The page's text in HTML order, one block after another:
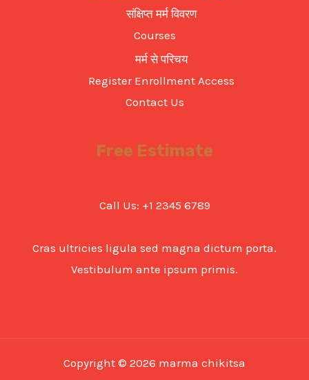
संक्षिप्त मर्म विवरण
Courses
मर्म से परिचय
Register Enrollment Access
Contact Us
Free Estimate
Call Us: +1 2345 6789
Cras ultricies ligula sed magna dictum porta.
Vestibulum ante ipsum primis.
Copyright © 2026 marma chikitsa